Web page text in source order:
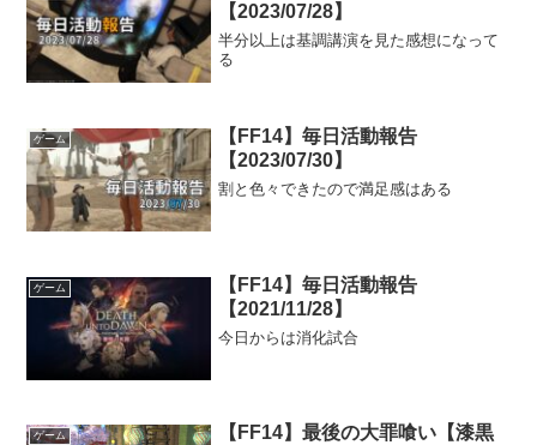
【2023/07/28】
半分以上は基調講演を見た感想になって
る
ゲーム
【FF14】毎日活動報告
【2023/07/30】
割と色々できたので満足感はある
ゲーム
【FF14】毎日活動報告
【2021/11/28】
今日からは消化試合
ゲーム
【FF14】最後の大罪喰い【漆黒